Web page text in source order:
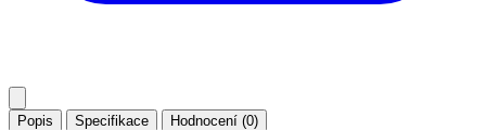
Popis Specifikace Hodnocení (0)